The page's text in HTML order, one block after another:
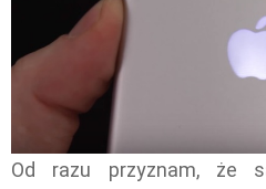
Od razu przyznam, że